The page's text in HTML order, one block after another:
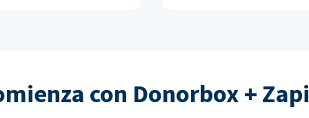
con Donorbox +